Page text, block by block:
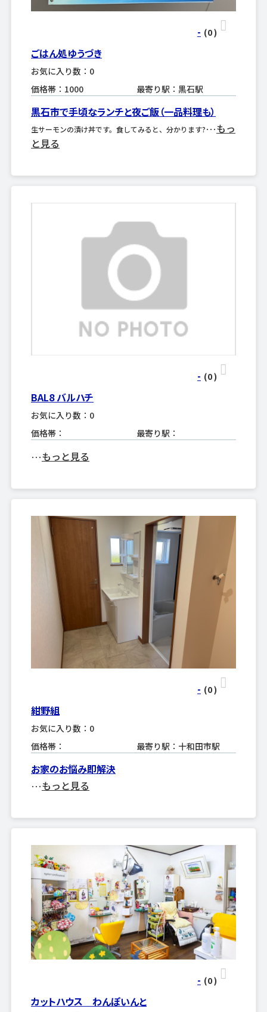
ごはん処ゆうづき
お気に入り数：0
価格帯：1000
最寄り駅：黒石駅
- (0)
黒石市で手頃なランチと夜ご飯（一品料理も）
生サーモンの漬け丼です。食してみると、分かります?･･･もっ
と見る
BAL8 バルハチ
お気に入り数：0
価格帯：
最寄り駅：
- (0)
･･･もっと見る
紺野組
お気に入り数：0
価格帯：
最寄り駅：十和田市駅
- (0)
お家のお悩み即解決
･･･もっと見る
カットハウス わんぽいんと
- (0)